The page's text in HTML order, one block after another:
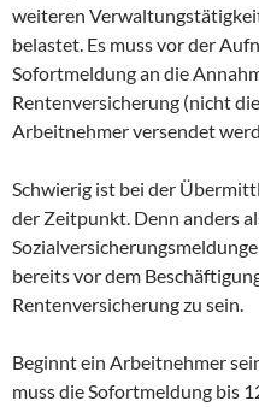
weiteren
belastet. Es muss vor der
Sofortmeldung an die
Rentenversicherung (nicht
Arbeitnehmer versendet
Schwierig ist bei der
der Zeitpunkt. Denn anders
bereits vor dem
Rentenversicherung zu sein.
Beginnt ein Arbeitnehmer
muss die Sofortmeldung bis